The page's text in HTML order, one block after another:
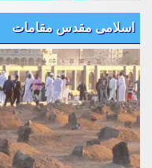
اسلامی مقدس مقامات